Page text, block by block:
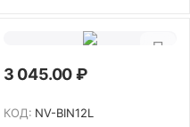
3 045.00₽
КОД: NV-BIN12L